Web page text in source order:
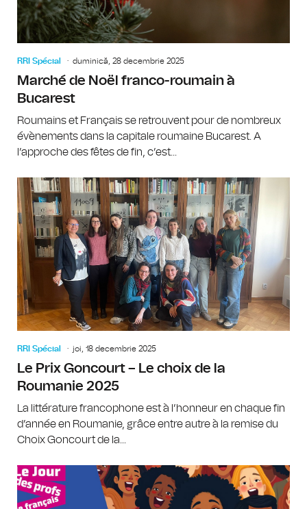
RRI Spécial duminică, 28 decembrie 2025
Marché de Noël franco-roumain à
Bucarest
Roumains et Français se retrouvent pour de nombreux
évènements dans la capitale roumaine Bucarest. A
l’approche des fêtes de fin, c’est...
RRI Spécial joi, 18 decembrie 2025
Le Prix Goncourt – Le choix de la
Roumanie 2025
La littérature francophone est à l’honneur en chaque fin
d’année en Roumanie, grâce entre autre à la remise du
Choix Goncourt de la...